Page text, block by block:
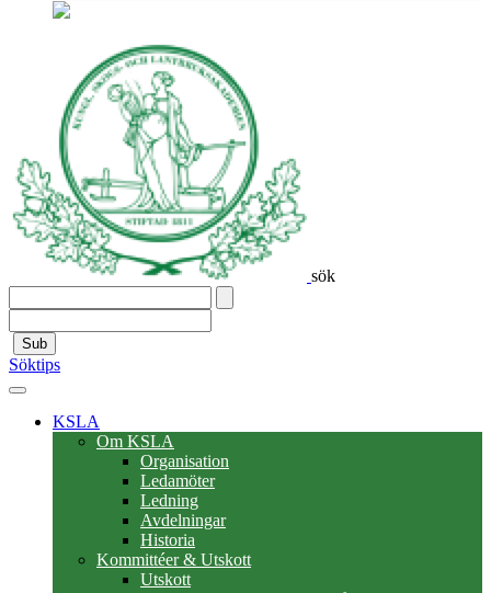
sök
Sub
Söktips
KSLA
Om KSLA
Organisation
Ledamöter
Ledning
Avdelningar
Historia
Kommittéer & Utskott
Utskott